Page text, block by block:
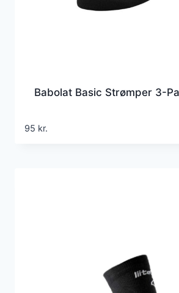
Babolat Basic Strømper 3-
95 kr.